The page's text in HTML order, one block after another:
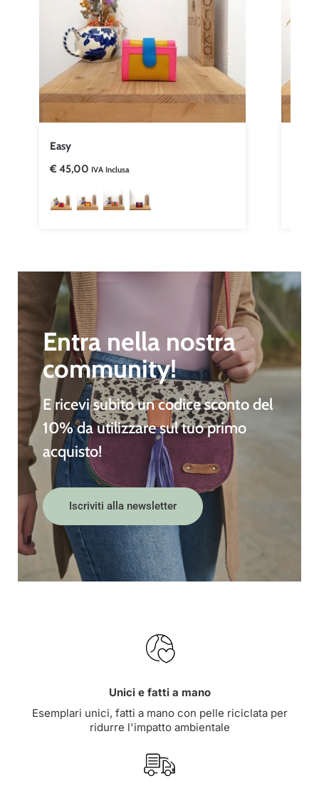
Easy
€ 45,00 IVA Inclusa
Entra nella nostra
community!
E ricevi subito uncodice sconto del
10%da utilizzare sul tuo primo
acquisto!
Iscriviti alla newsletter
Unici e fatti a mano
Esemplari unici, fatti a mano con pelle riciclata per
ridurre l'impatto ambientale